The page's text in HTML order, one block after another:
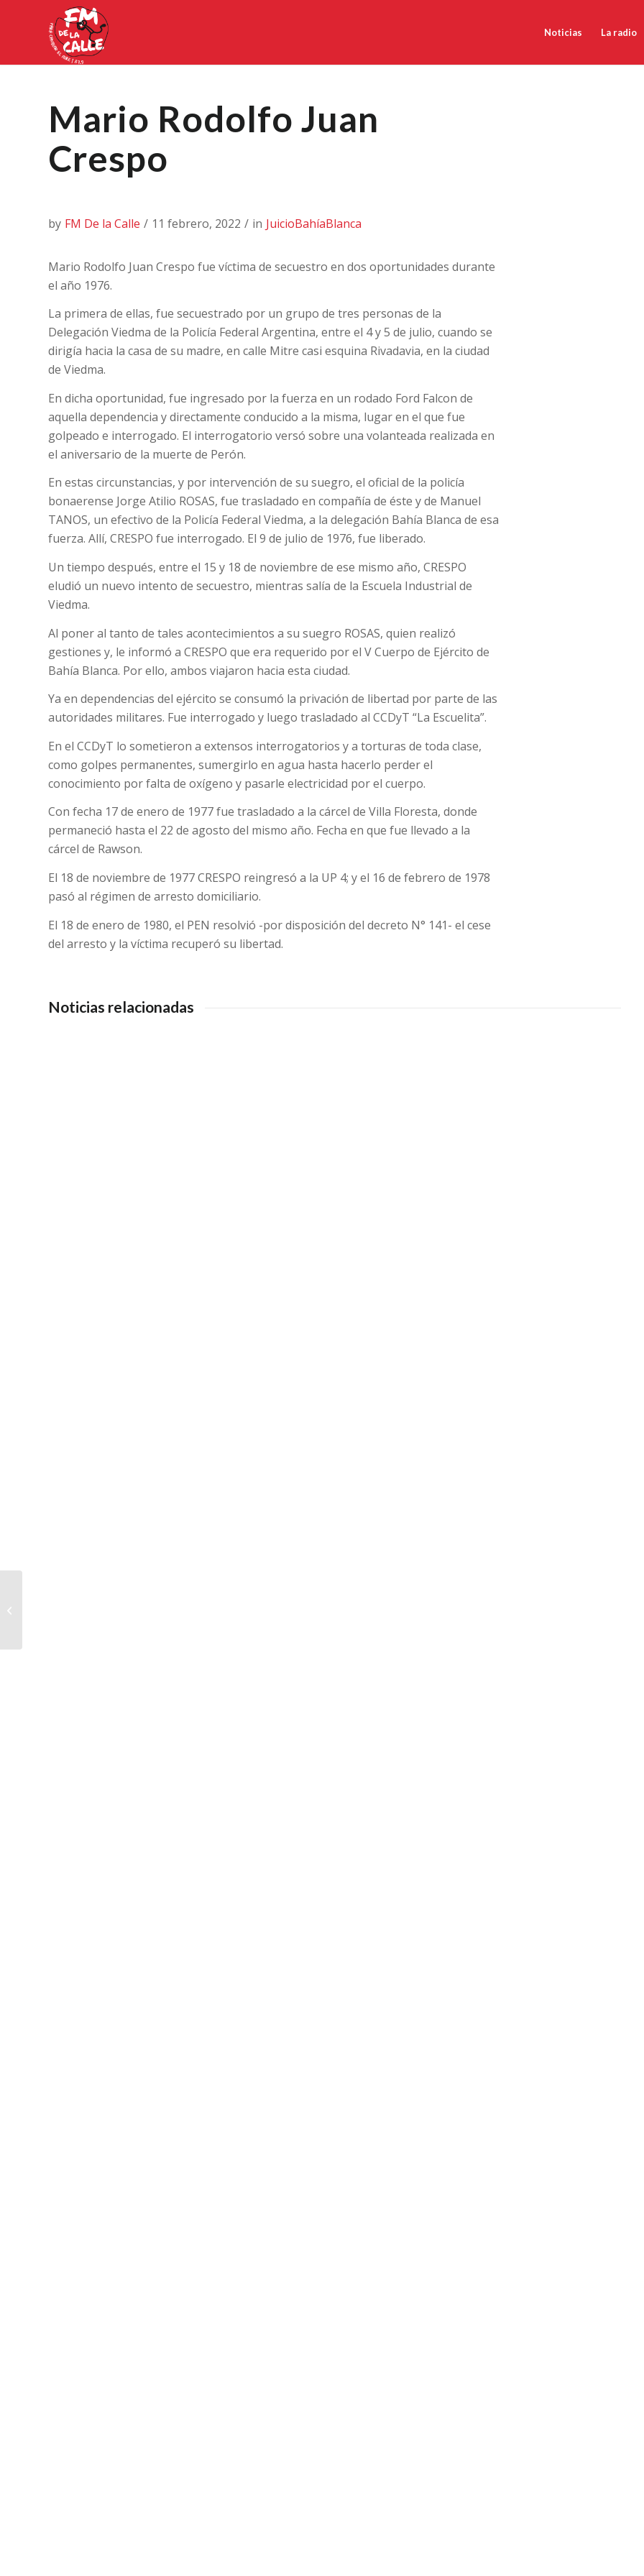
Noticias La radio
Mario Rodolfo Juan
Crespo
by FM De la Calle / 11 febrero, 2022 / in JuicioBahíaBlanca
Mario Rodolfo Juan Crespo fue víctima de secuestro en dos oportunidades durante
el año 1976.
La primera de ellas, fue secuestrado por un grupo de tres personas de la
Delegación Viedma de la Policía Federal Argentina, entre el 4 y 5 de julio, cuando se
dirigía hacia la casa de su madre, en calle Mitre casi esquina Rivadavia, en la ciudad
de Viedma.
En dicha oportunidad, fue ingresado por la fuerza en un rodado Ford Falcon de
aquella dependencia y directamente conducido a la misma, lugar en el que fue
golpeado e interrogado. El interrogatorio versó sobre una volanteada realizada en
el aniversario de la muerte de Perón.
En estas circunstancias, y por intervención de su suegro, el oficial de la policía
bonaerense Jorge Atilio ROSAS, fue trasladado en compañía de éste y de Manuel
TANOS, un efectivo de la Policía Federal Viedma, a la delegación Bahía Blanca de esa
fuerza. Allí, CRESPO fue interrogado. El 9 de julio de 1976, fue liberado.
Un tiempo después, entre el 15 y 18 de noviembre de ese mismo año, CRESPO
eludió un nuevo intento de secuestro, mientras salía de la Escuela Industrial de
Viedma.
Al poner al tanto de tales acontecimientos a su suegro ROSAS, quien realizó
gestiones y, le informó a CRESPO que era requerido por el V Cuerpo de Ejército de
Bahía Blanca. Por ello, ambos viajaron hacia esta ciudad.
Ya en dependencias del ejército se consumó la privación de libertad por parte de las
autoridades militares. Fue interrogado y luego trasladado al CCDyT “La Escuelita”.
En el CCDyT lo sometieron a extensos interrogatorios y a torturas de toda clase,
como golpes permanentes, sumergirlo en agua hasta hacerlo perder el
conocimiento por falta de oxígeno y pasarle electricidad por el cuerpo.
Con fecha 17 de enero de 1977 fue trasladado a la cárcel de Villa Floresta, donde
permaneció hasta el 22 de agosto del mismo año. Fecha en que fue llevado a la
cárcel de Rawson.
El 18 de noviembre de 1977 CRESPO reingresó a la UP 4; y el 16 de febrero de 1978
pasó al régimen de arresto domiciliario.
El 18 de enero de 1980, el PEN resolvió -por disposición del decreto N° 141- el cese
del arresto y la víctima recuperó su libertad.
Noticias relacionadas